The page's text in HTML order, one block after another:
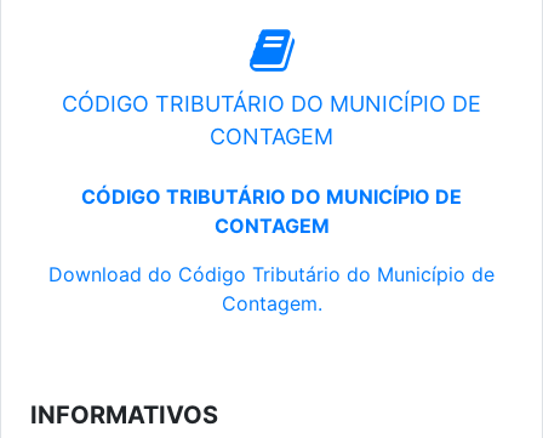
CÓDIGO TRIBUTÁRIO DO MUNICÍPIO DE
CONTAGEM
CÓDIGO TRIBUTÁRIO DO MUNICÍPIO DE
CONTAGEM
Download do Código Tributário do Município de
Contagem.
INFORMATIVOS